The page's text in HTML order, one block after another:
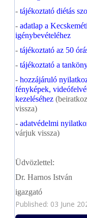
-tájékoztató diétás
-adatlap a
igénybevételéhez
-tájékoztató az 50
-tájékoztató a
-hozzájáruló
fényképek,
kezeléséhez
vissza)
-adatvédelmi
várjuk vissza)
Üdvözlettel:
Dr. Harnos István
igazgató
Published: 03 June